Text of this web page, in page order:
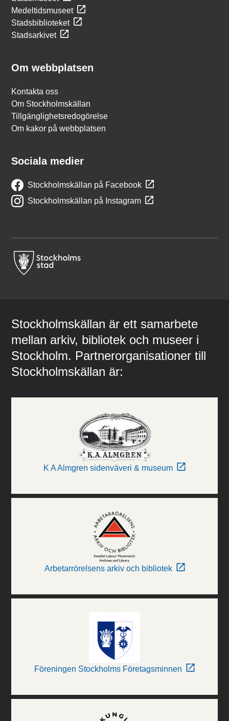
Medeltidsmuseet
Stadsbiblioteket
Stadsarkivet
Om webbplatsen
Kontakta oss
Om Stockholmskällan
Tillgänglighetsredogörelse
Om kakor på webbplatsen
Sociala medier
Stockholmskällan på Facebook
Stockholmskällan på Instagram
Stockholmskällan är ett samarbete
mellan arkiv, bibliotek och museer i
Stockholm. Partnerorganisationer till
Stockholmskällan är:
K A Almgren sidenväveri & museum
Arbetarrörelsens arkiv och bibliotek
Föreningen Stockholms Företagsminnen